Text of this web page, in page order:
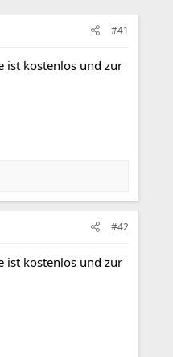
#41
ist kostenlos und zur
#42
ist kostenlos und zur